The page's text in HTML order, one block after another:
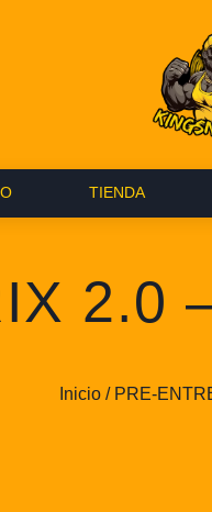
TIENDA
2.0
Inicio/ PRE-